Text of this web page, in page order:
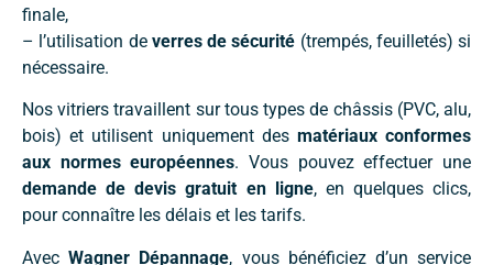
finale,
– l’utilisation de verres de sécurité (trempés, feuilletés) si
nécessaire.
Nos vitriers travaillent sur tous types de châssis (PVC, alu,
bois) et utilisent uniquement des matériaux conformes
aux normes européennes. Vous pouvez effectuer une
demande de devis gratuit en ligne, en quelques clics,
pour connaître les délais et les tarifs.
AvecWagner Dépannage, vous bénéficiez d’un service